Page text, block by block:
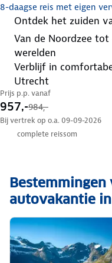
8-daagse reis met eigen
ontdek het zuiden
van de Noordzee tot de Oostzee, het beste van twee
werelden
verblijf in comfortabele hotels op slechts 600 km van
Utrecht
Prijs p.p. vanaf
957,-984,-
Bij vertrek op o.a. 09-09-2026
complete reissom
autovakantie